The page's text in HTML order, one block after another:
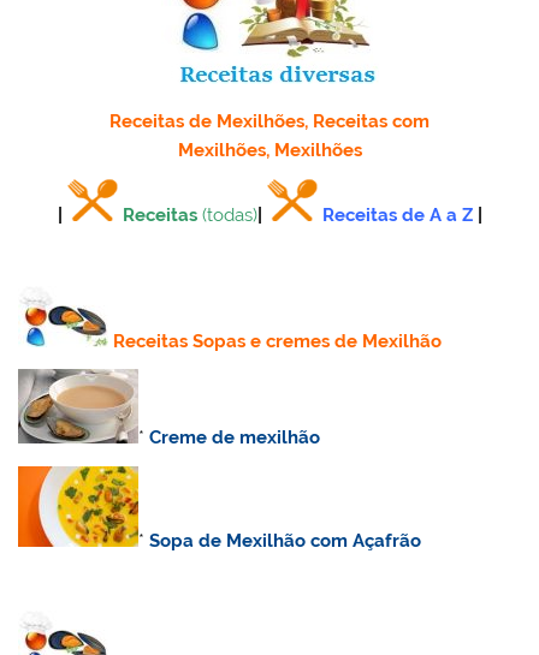
Receitas de Mexilhões, Receitas com
Mexilhões, Mexilhões
Receitas (todas)| Receitas de A a Z
Receitas Sopas e cremes de Mexilhão
*Creme de mexilhão
*Sopa de Mexilhão com Açafrão